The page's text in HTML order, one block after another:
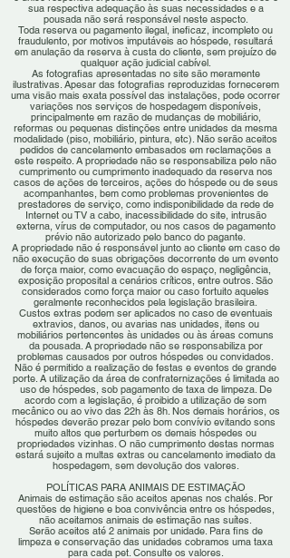
sua respectiva adequação às suas necessidades e a
pousada não será responsável neste aspecto.
Toda reserva ou pagamento ilegal, ineficaz, incompleto ou
fraudulento, por motivos imputáveis ao hóspede, resultará
em anulação da reserva à custa do cliente, sem prejuízo de
qualquer ação judicial cabível.
As fotografias apresentadas no site são meramente
ilustrativas. Apesar das fotografias reproduzidas fornecerem
uma visão mais exata possível das instalações, pode ocorrer
variações nos serviços de hospedagem disponíveis,
principalmente em razão de mudanças de mobiliário,
reformas ou pequenas distinções entre unidades da mesma
modalidade (piso, mobiliário, pintura, etc). Não serão aceitos
pedidos de cancelamento embasados em reclamações a
este respeito. A propriedade não se responsabiliza pelo não
cumprimento ou cumprimento inadequado da reserva nos
casos de ações de terceiros, ações do hóspede ou de seus
acompanhantes, bem como problemas provenientes de
prestadores de serviço, como indisponibilidade da rede de
Internet ou TV a cabo, inacessibilidade do site, intrusão
externa, vírus de computador, ou nos casos de pagamento
prévio não autorizado pelo banco do pagante.
A propriedade não é responsável junto ao cliente em caso de
não execução de suas obrigações decorrente de um evento
de força maior, como evacuação do espaço, negligência,
exposição proposital a cenários críticos, entre outros. São
considerados como força maior ou caso fortuito aqueles
geralmente reconhecidos pela legislação brasileira.
Custos extras podem ser aplicados no caso de eventuais
extravios, danos, ou avarias nas unidades, itens ou
mobiliários pertencentes às unidades ou às áreas comuns
da pousada. A propriedade não se responsabiliza por
problemas causados por outros hóspedes ou convidados.
Não é permitido a realização de festas e eventos de grande
porte. A utilização da área de confraternizações é limitada ao
uso de hóspedes, sob pagamento de taxa de limpeza. De
acordo com a legislação, é proibido a utilização de som
mecânico ou ao vivo das 22h às 8h. Nos demais horários, os
hóspedes deverão prezar pelo bom convívio evitando sons
muito altos que perturbem os demais hóspedes ou
propriedades vizinhas. O não cumprimento destas normas
estará sujeito a multas extras ou cancelamento imediato da
hospedagem, sem devolução dos valores.
POLÍTICAS PARA ANIMAIS DE ESTIMAÇÃO
Animais de estimação são aceitos apenas nos chalés. Por
questões de higiene e boa convivência entre os hóspedes,
não aceitamos animais de estimação nas suítes.
Serão aceitos até 2 animais por unidade. Para fins de
limpeza e conservação das unidades cobramos uma taxa
para cada pet. Consulte os valores.